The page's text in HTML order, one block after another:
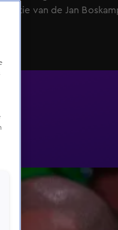
editie van de Jan